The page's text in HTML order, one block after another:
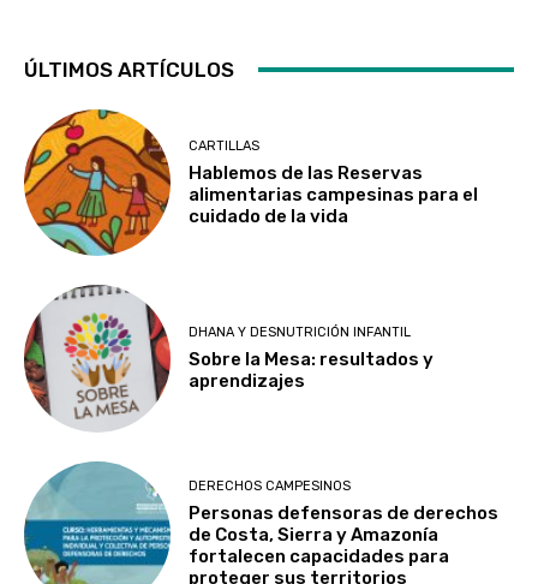
ÚLTIMOS ARTÍCULOS
CARTILLAS
Hablemos de las Reservas
alimentarias campesinas para el
cuidado de la vida
DHANA Y DESNUTRICIÓN INFANTIL
Sobre la Mesa: resultados y
aprendizajes
DERECHOS CAMPESINOS
Personas defensoras de derechos
de Costa, Sierra y Amazonía
fortalecen capacidades para
proteger sus territorios